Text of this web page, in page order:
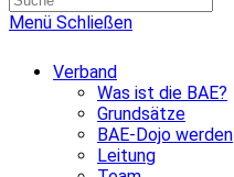
Menü Schließen
Verband
Was ist die BAE?
Grundsätze
BAE-Dojo werden
Leitung